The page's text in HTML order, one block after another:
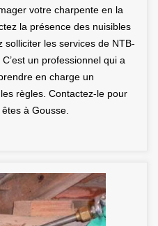
votre charpente en la
la présence des nuisibles
les services de NTB-
un professionnel qui a
en charge un
règles. Contactez-le pour
à Gousse.